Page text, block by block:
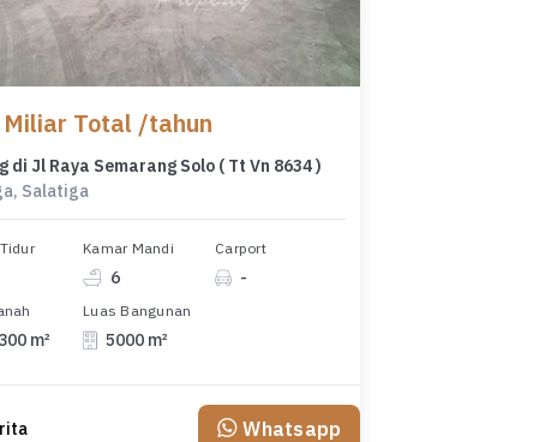
Miliar Total /tahun
di Jl Raya Semarang Solo ( Tt Vn 8634 )
Salatiga
Kamar Mandi
6
Carport
-
m²
Luas Bangunan
5000 m²
Whatsapp